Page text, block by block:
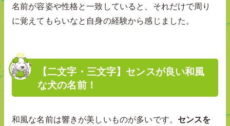
名前が容姿や性格と一致していると、それだけで周り
に覚えてもらいなと自身の経験から感じました。
【二文字・三文字】センスが良い和風
な犬の名前！
和風な名前は響きが美しいものが多いです。 センスを